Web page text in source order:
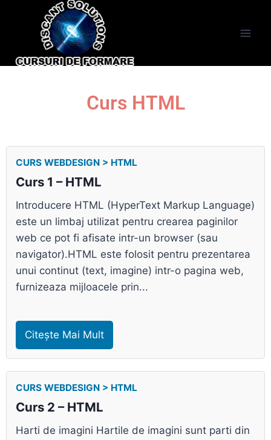
Curs HTML
CURS WEBDESIGN > HTML
Curs 1 – HTML
Introducere HTML (HyperText Markup Language)
este un limbaj utilizat pentru crearea paginilor
web ce pot fi afisate intr-un browser (sau
navigator).HTML este folosit pentru prezentarea
unui continut (text, imagine) intr-o pagina web,
furnizeaza mijloacele prin...
Citește Mai Mult
CURS WEBDESIGN > HTML
Curs 2 – HTML
Harti de imagini Hartile de imagini sunt parti din